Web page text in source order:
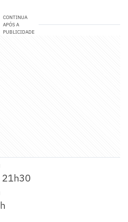
CONTINUA
APÓS A
PUBLICIDADE